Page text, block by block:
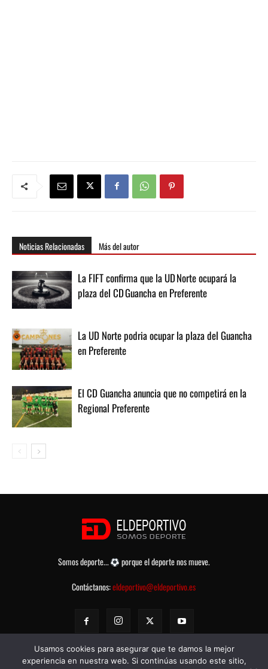
Noticias Relacionadas Más del autor
La FIFT confirma que la UD Norte ocupará la
plaza del CD Guancha en Preferente
La UD Norte podria ocupar la plaza del Guancha
en Preferente
El CD Guancha anuncia que no competirá en la
Regional Preferente
Somos deporte...
porque el deporte nos mueve.
Contáctanos:eldeportivo@eldeportivo.es
Usamos cookies para asegurar que te damos la mejor
experiencia en nuestra web. Si continúas usando este sitio,